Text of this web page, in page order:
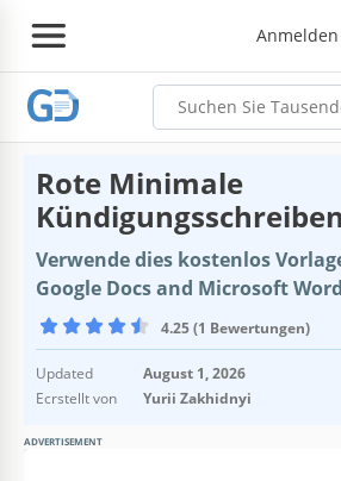
Anmelden
Rote Minimale
Verwende dies kostenlos
Google Docs and Microsoft Word
4.25 (1 Bewertungen)
Updated
August 1, 2026
Ecrstellt von
Yurii Zakhidnyi
ADVERTISEMENT